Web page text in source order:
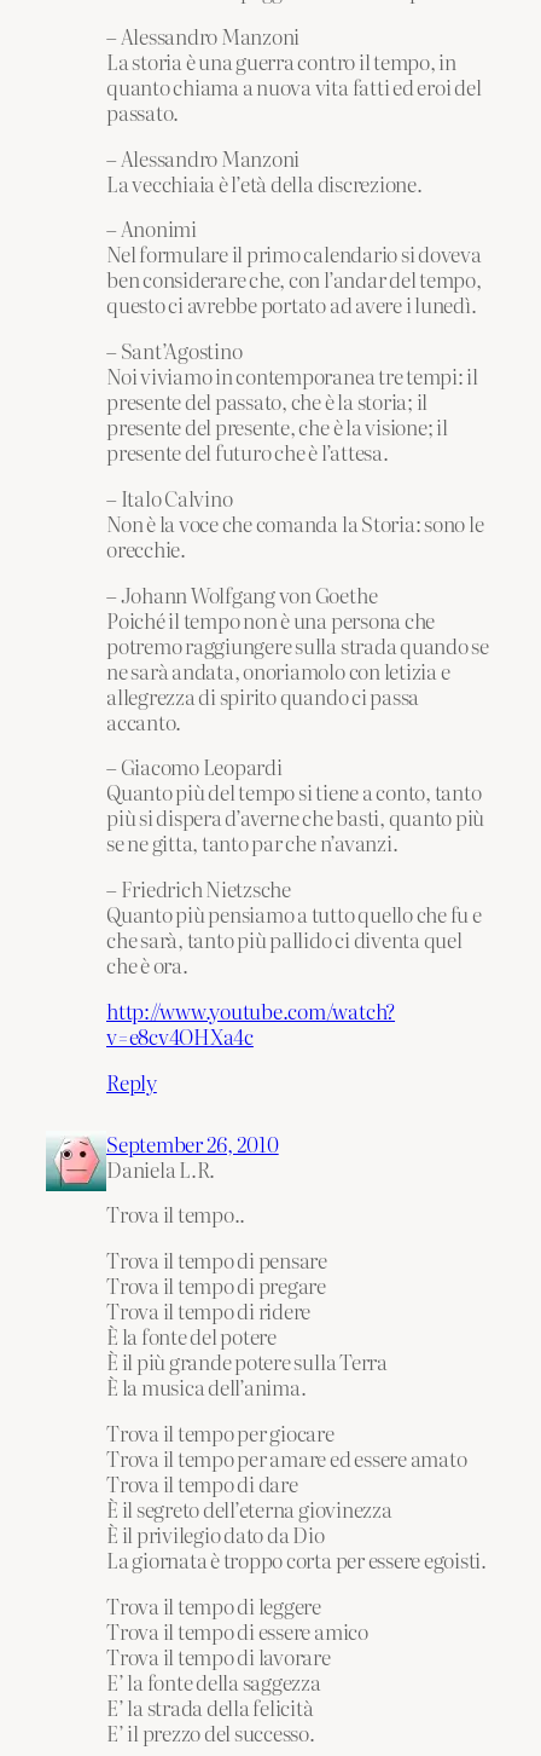
– Alessandro Manzoni
La storia è una guerra contro il tempo, in
quanto chiama a nuova vita fatti ed eroi del
passato.
– Alessandro Manzoni
La vecchiaia è l’età della discrezione.
– Anonimi
Nel formulare il primo calendario si doveva
ben considerare che, con l’andar del tempo,
questo ci avrebbe portato ad avere i lunedì.
– Sant’Agostino
Noi viviamo in contemporanea tre tempi: il
presente del passato, che è la storia; il
presente del presente, che è la visione; il
presente del futuro che è l’attesa.
– Italo Calvino
Non è la voce che comanda la Storia: sono le
orecchie.
– Johann Wolfgang von Goethe
Poiché il tempo non è una persona che
potremo raggiungere sulla strada quando se
ne sarà andata, onoriamolo con letizia e
allegrezza di spirito quando ci passa
accanto.
– Giacomo Leopardi
Quanto più del tempo si tiene a conto, tanto
più si dispera d’averne che basti, quanto più
se ne gitta, tanto par che n’avanzi.
– Friedrich Nietzsche
Quanto più pensiamo a tutto quello che fu e
che sarà, tanto più pallido ci diventa quel
che è ora.
http://www.youtube.com/watch?
v=e8cv4OHXa4c
Reply
September 26, 2010
Daniela L.R.
Trova il tempo..
Trova il tempo di pensare
Trova il tempo di pregare
Trova il tempo di ridere
È la fonte del potere
È il più grande potere sulla Terra
È la musica dell’anima.
Trova il tempo per giocare
Trova il tempo per amare ed essere amato
Trova il tempo di dare
È il segreto dell’eterna giovinezza
È il privilegio dato da Dio
La giornata è troppo corta per essere egoisti.
Trova il tempo di leggere
Trova il tempo di essere amico
Trova il tempo di lavorare
E’ la fonte della saggezza
E’ la strada della felicità
E’ il prezzo del successo.